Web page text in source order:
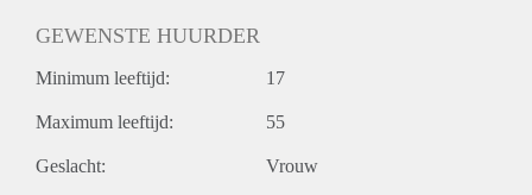
GEWENSTE HUURDER
Minimum leeftijd: 17
Maximum leeftijd: 55
Geslacht: Vrouw